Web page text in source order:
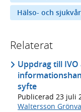
Hälso- och
Relaterat
Uppdrag till
syfte
Publicerad 23 juli
Waltersson